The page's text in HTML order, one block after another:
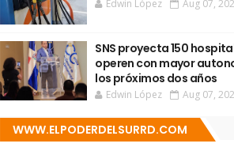
Edwin López Aug 07,
SNS proyecta 150
operen con mayor
los próximos dos años
Edwin López Aug 07,
WWW.ELPODERDELSURRD.COM